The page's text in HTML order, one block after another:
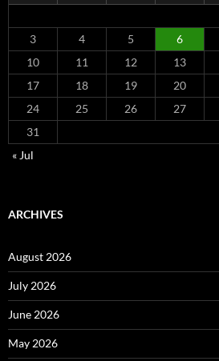
3
4 5 6
10
11 12 13
17
18 19 20
24
25 26 27
31
« Jul
ARCHIVES
August 2026
July 2026
June 2026
May 2026